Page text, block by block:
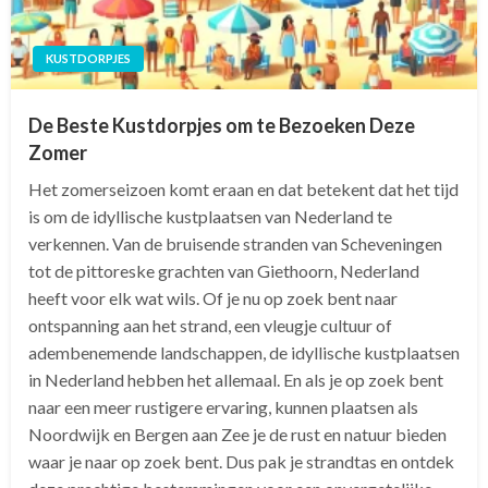
KUSTDORPJES
De Beste Kustdorpjes om te Bezoeken Deze
Zomer
Het zomerseizoen komt eraan en dat betekent dat het tijd
is om de idyllische kustplaatsen van Nederland te
verkennen. Van de bruisende stranden van Scheveningen
tot de pittoreske grachten van Giethoorn, Nederland
heeft voor elk wat wils. Of je nu op zoek bent naar
ontspanning aan het strand, een vleugje cultuur of
adembenemende landschappen, de idyllische kustplaatsen
in Nederland hebben het allemaal. En als je op zoek bent
naar een meer rustigere ervaring, kunnen plaatsen als
Noordwijk en Bergen aan Zee je de rust en natuur bieden
waar je naar op zoek bent. Dus pak je strandtas en ontdek